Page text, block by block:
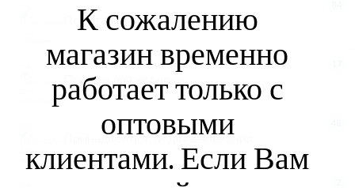
Подставки под горячее
Прессы для чеснока
Принадлежности для выпекания
К сожалению
магазин временно
работает только с
оптовыми
клиентами. Если Вам